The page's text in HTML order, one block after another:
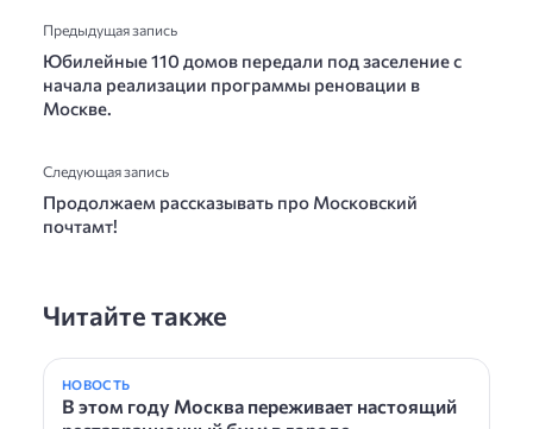
Предыдущая запись
Юбилейные 110 домов передали под заселение с
начала реализации программы реновации в
Москве.
Следующая запись
Продолжаем рассказывать про Московский
почтамт!
Читайте также
НОВОСТЬ
В этом году Москва переживает настоящий